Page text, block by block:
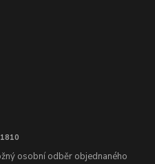
osobní odběr objednaného